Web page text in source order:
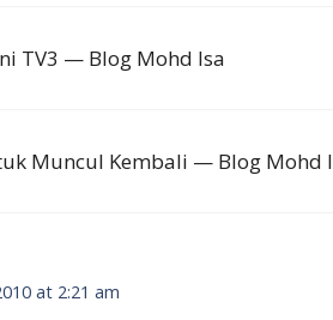
TV3 — Blog Mohd Isa
Muncul Kembali — Blog Mohd
at 2:21 am